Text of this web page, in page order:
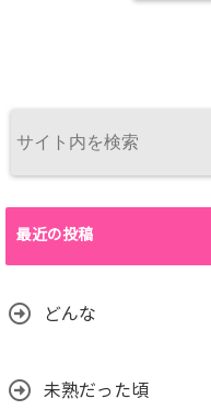
最近の投稿
どんな
未熟だった頃